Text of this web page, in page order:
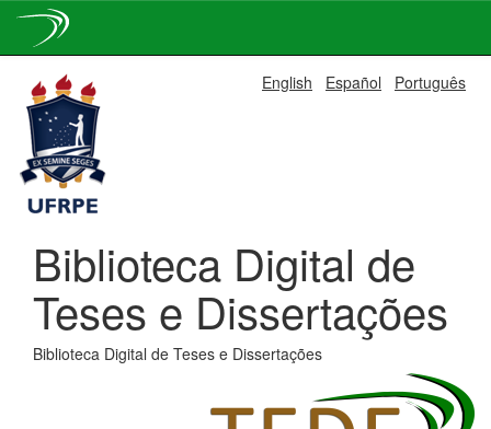
navigation
English Español Português
Biblioteca Digital de
Teses e Dissertações
Biblioteca Digital de Teses e Dissertações